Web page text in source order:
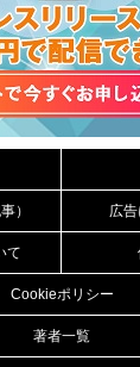
） 広
て
Cookieポリシー
著者一覧